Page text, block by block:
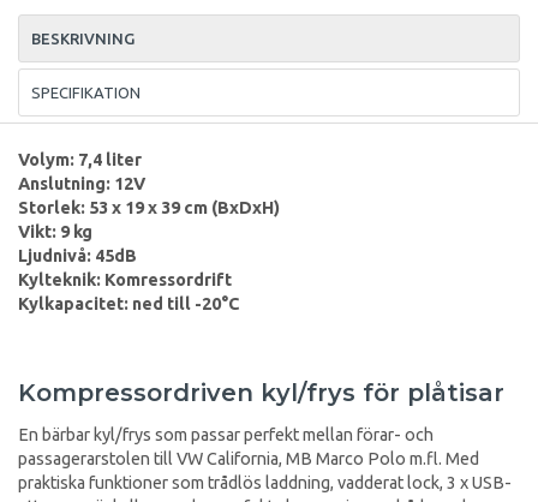
BESKRIVNING
SPECIFIKATION
Volym: 7,4 liter
Anslutning: 12V
Storlek: 53 x 19 x 39 cm (BxDxH)
Vikt: 9 kg
Ljudnivå: 45dB
Kylteknik: Komressordrift
Kylkapacitet: ned till -20°C
Kompressordriven kyl/frys för plåtisar
En bärbar kyl/frys som passar perfekt mellan förar- och
passagerarstolen till VW California, MB Marco Polo m.fl. Med
praktiska funktioner som trådlös laddning, vadderat lock, 3 x USB-